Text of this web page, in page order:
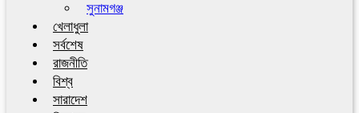
সুনামগঞ্জ
খেলাধুলা
সর্বশেষ
রাজনীতি
বিশ্ব
সারাদেশ